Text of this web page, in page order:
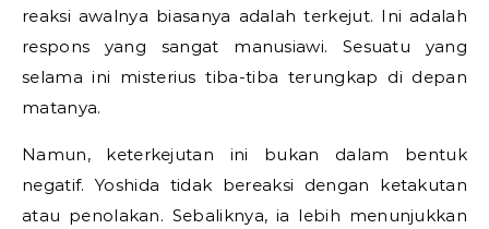
reaksi awalnya biasanya adalah terkejut. Ini adalah
respons yang sangat manusiawi. Sesuatu yang
selama ini misterius tiba-tiba terungkap di depan
matanya.
Namun, keterkejutan ini bukan dalam bentuk
negatif. Yoshida tidak bereaksi dengan ketakutan
atau penolakan. Sebaliknya, ia lebih menunjukkan